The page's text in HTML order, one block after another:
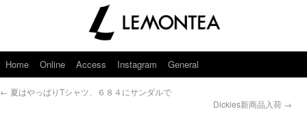
Home Online Access Instagram General
← 夏はやっぱりTシャツ、６８４にサンダルで
Dickies新商品入荷 →